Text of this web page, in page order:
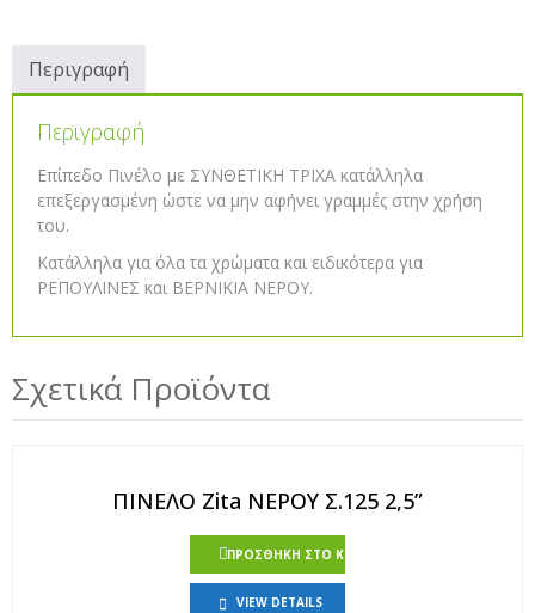
Περιγραφή
Περιγραφή
Επίπεδο Πινέλο με ΣΥΝΘΕΤΙΚΗ ΤΡΙΧΑ κατάλληλα
επεξεργασμένη ώστε να μην αφήνει γραμμές στην χρήση
του.
Κατάλληλα για όλα τα χρώματα και ειδικότερα για
ΡΕΠΟΥΛΙΝΕΣ και ΒΕΡΝΙΚΙΑ ΝΕΡΟΥ.
Σχετικά Προϊόντα
ΠΙΝΕΛΟ Zita ΝΕΡΟΥ Σ.125 2,5”
ΠΡΟΣΘΉΚΗ ΣΤΟ ΚΑΛΆΘΙ
VIEW DETAILS